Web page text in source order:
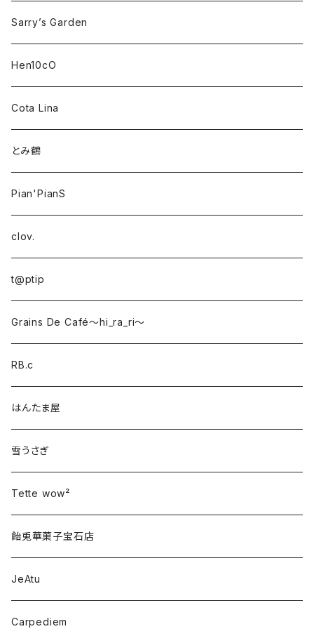
Sarry’s Garden
Hen10cO
Cota Lina
とみ鶴
Pian'PianS
clov.
t@ptip
Grains De Café〜hi_ra_ri〜
RB.c
はんたま屋
雪うさぎ
Tette wow²
飴兎華菓子宝石店
JeAtu
Carpediem